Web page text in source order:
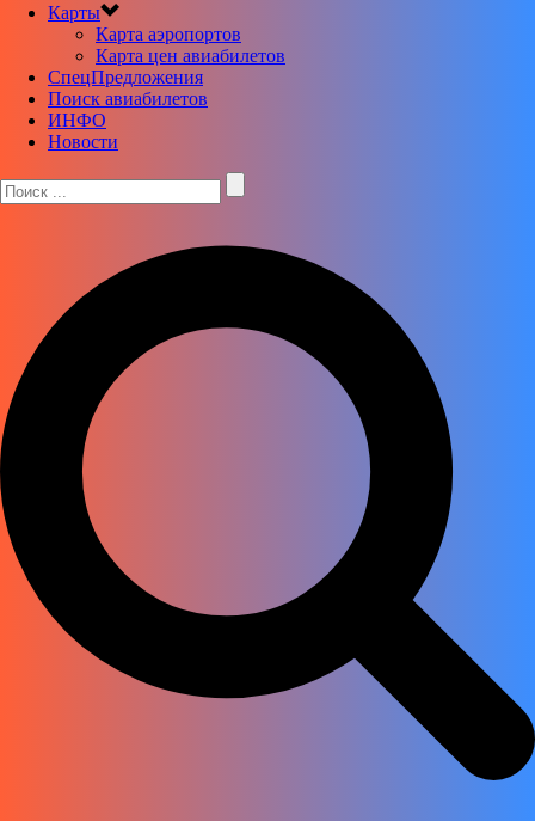
Карты
Карта аэропортов
Карта цен авиабилетов
CпецПредложения
Поиск авиабилетов
ИНФО
Новости